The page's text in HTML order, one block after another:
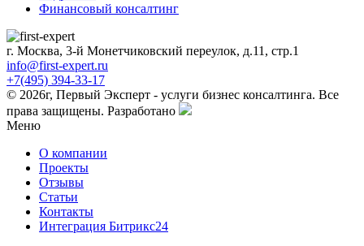
Финансовый консалтинг
г. Москва, 3-й Монетчиковский переулок, д.11, стр.1
info@first-expert.ru
+7(495) 394-33-17
© 2026г, Первый Эксперт - услуги бизнес консалтинга. Все
права защищены. Разработано
Меню
О компании
Проекты
Отзывы
Статьи
Контакты
Интеграция Битрикс24